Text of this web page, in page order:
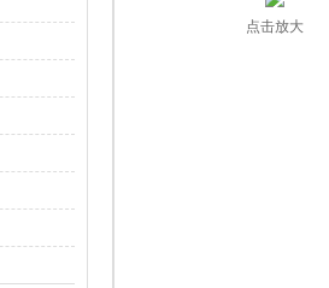
点击放大